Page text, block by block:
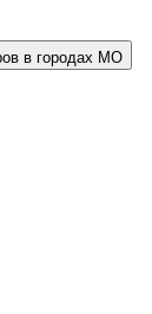
в городах МО